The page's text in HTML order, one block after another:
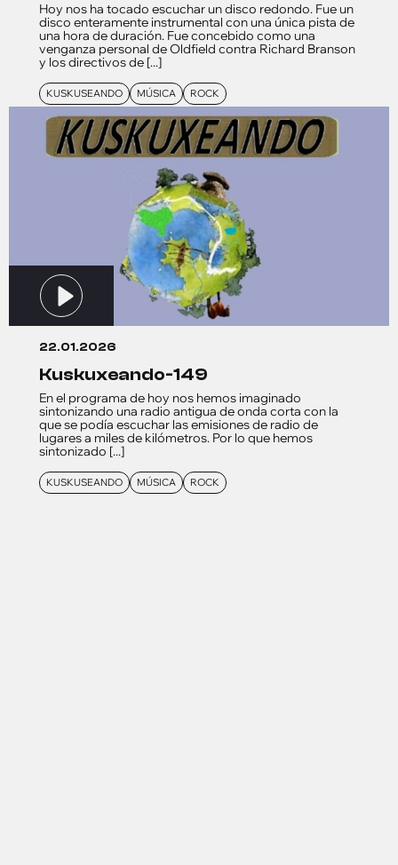
Hoy nos ha tocado escuchar un disco redondo. Fue un
disco enteramente instrumental con una única pista de
una hora de duración. Fue concebido como una
venganza personal de Oldfield contra Richard Branson
y los directivos de [...]
KUSKUSEANDO MÚSICA ROCK
22.01.2026
kuskuxeando-149
En el programa de hoy nos hemos imaginado
sintonizando una radio antigua de onda corta con la
que se podía escuchar las emisiones de radio de
lugares a miles de kilómetros. Por lo que hemos
sintonizado [...]
KUSKUSEANDO MÚSICA ROCK